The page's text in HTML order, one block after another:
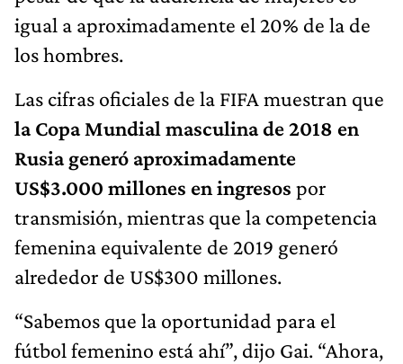
igual a aproximadamente el 20% de la de
los hombres.
Las cifras oficiales de la FIFA muestran que
la Copa Mundial masculina de 2018 en
Rusia generó aproximadamente
US$3.000 millones en ingresos por
transmisión, mientras que la competencia
femenina equivalente de 2019 generó
alrededor de US$300 millones.
“Sabemos que la oportunidad para el
fútbol femenino está ahí”, dijo Gai. “Ahora,